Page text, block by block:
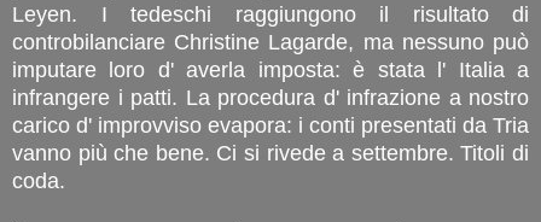
Leyen. I tedeschi raggiungono il risultato di
controbilanciare Christine Lagarde, ma nessuno può
imputare loro d' averla imposta: è stata l' Italia a
infrangere i patti. La procedura d' infrazione a nostro
carico d' improvviso evapora: i conti presentati da Tria
vanno più che bene. Ci si rivede a settembre. Titoli di
coda.